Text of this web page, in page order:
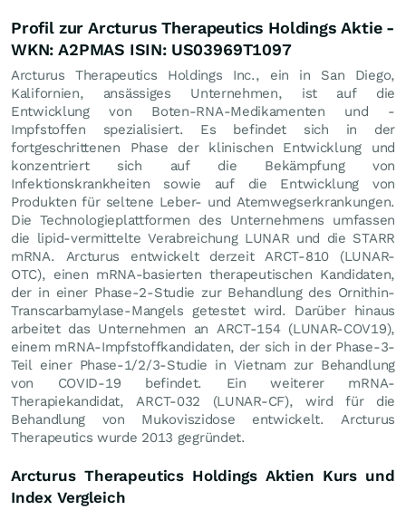
Profil zur Arcturus Therapeutics Holdings Aktie -
WKN: A2PMAS ISIN: US03969T1097
Arcturus Therapeutics Holdings Inc., ein in San Diego,
Kalifornien, ansässiges Unternehmen, ist auf die
Entwicklung von Boten-RNA-Medikamenten und -
Impfstoffen spezialisiert. Es befindet sich in der
fortgeschrittenen Phase der klinischen Entwicklung und
konzentriert sich auf die Bekämpfung von
Infektionskrankheiten sowie auf die Entwicklung von
Produkten für seltene Leber- und Atemwegserkrankungen.
Die Technologieplattformen des Unternehmens umfassen
die lipid-vermittelte Verabreichung LUNAR und die STARR
mRNA. Arcturus entwickelt derzeit ARCT-810 (LUNAR-
OTC), einen mRNA-basierten therapeutischen Kandidaten,
der in einer Phase-2-Studie zur Behandlung des Ornithin-
Transcarbamylase-Mangels getestet wird. Darüber hinaus
arbeitet das Unternehmen an ARCT-154 (LUNAR-COV19),
einem mRNA-Impfstoffkandidaten, der sich in der Phase-3-
Teil einer Phase-1/2/3-Studie in Vietnam zur Behandlung
von COVID-19 befindet. Ein weiterer mRNA-
Therapiekandidat, ARCT-032 (LUNAR-CF), wird für die
Behandlung von Mukoviszidose entwickelt. Arcturus
Therapeutics wurde 2013 gegründet.
Arcturus Therapeutics Holdings Aktien Kurs und
Index Vergleich